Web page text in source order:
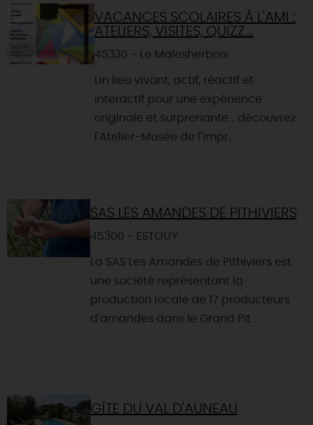
VACANCES SCOLAIRES À L'AMI :
ATELIERS, VISITES, QUIZZ...
45330 - Le Malesherbois
Un lieu vivant, actif, réactif et
interactif pour une expérience
originale et surprenante... découvrez
l'Atelier-Musée de l'Impr...
SAS LES AMANDES DE PITHIVIERS
45300 - ESTOUY
La SAS Les Amandes de Pithiviers est
une société représentant la
production locale de 17 producteurs
d'amandes dans le Grand Pit...
GÎTE DU VAL D'AUNEAU